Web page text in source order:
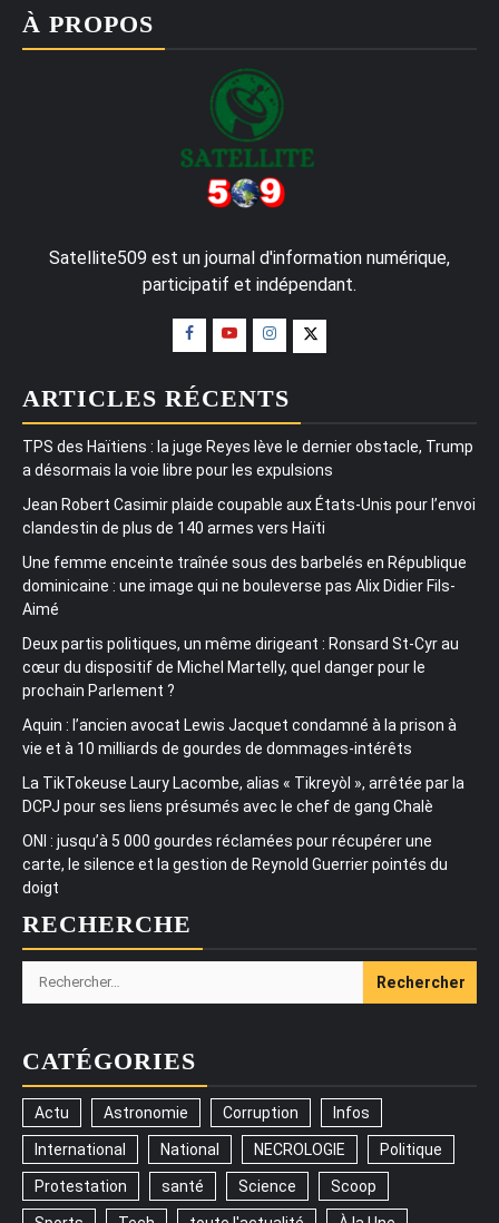
À PROPOS
Satellite509 est un journal d'information numérique,
participatif et indépendant.
ARTICLES RÉCENTS
TPS des Haïtiens : la juge Reyes lève le dernier obstacle, Trump
a désormais la voie libre pour les expulsions
Jean Robert Casimir plaide coupable aux États-Unis pour l’envoi
clandestin de plus de 140 armes vers Haïti
Une femme enceinte traînée sous des barbelés en République
dominicaine : une image qui ne bouleverse pas Alix Didier Fils-
Aimé
Deux partis politiques, un même dirigeant : Ronsard St-Cyr au
cœur du dispositif de Michel Martelly, quel danger pour le
prochain Parlement ?
Aquin : l’ancien avocat Lewis Jacquet condamné à la prison à
vie et à 10 milliards de gourdes de dommages-intérêts
La TikTokeuse Laury Lacombe, alias « Tikreyòl », arrêtée par la
DCPJ pour ses liens présumés avec le chef de gang Chalè
ONI : jusqu’à 5 000 gourdes réclamées pour récupérer une
carte, le silence et la gestion de Reynold Guerrier pointés du
doigt
RECHERCHE
Rechercher :
CATÉGORIES
Actu Astronomie Corruption Infos
International National NECROLOGIE Politique
Protestation santé Science Scoop